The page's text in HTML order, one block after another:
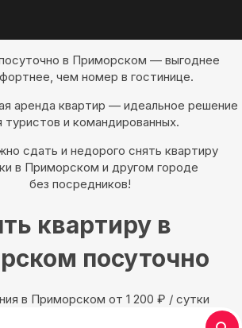
в Приморском — выгоднее
чем номер в гостинице.
аренда квартир — идеальное решение
туристов и командированных.
сдать и недорого снять квартиру
в Приморском и другом городе
без посредников!
квартиру в
посуточно
в Приморском oт 1 200 ₽ / сутки